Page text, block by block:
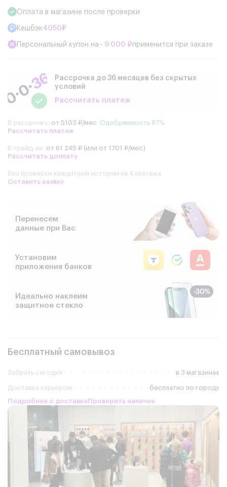
Оплата в магазине после проверки
Кешбэк4050₽
Персональный купон на− 9 000 ₽применится при заказе
Рассрочка до 36 месяцев без скрытых
условий
Рассчитать платеж
В рассрочку: от 5103 ₽/мес Одобряемость 87%
Рассчитать платеж
В трейд-ин: от 61 245 ₽ (или от 1701 ₽/мес)
Рассчитать доплату
Без проверки кредитной истории на 4 платежа
Оставить заявку
Перенесем
данные при Вас
Установим
приложения банков
Идеально наклеим
защитное стекло
Бесплатный самовывоз
Забрать сегодня в 3 магазинах
Доставка курьером
бесплатно по городу
Подробнее о доставкеПроверить наличие